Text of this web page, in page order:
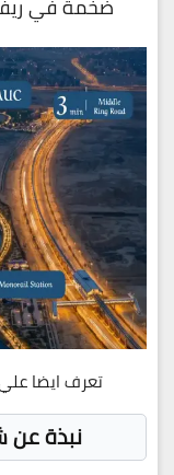
ضخمة في
تعرف ايضا
نبذة عن